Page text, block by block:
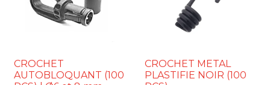
CROCHET
AUTOBLOQUANT (100
CROCHET METAL
PLASTIFIE NOIR (100